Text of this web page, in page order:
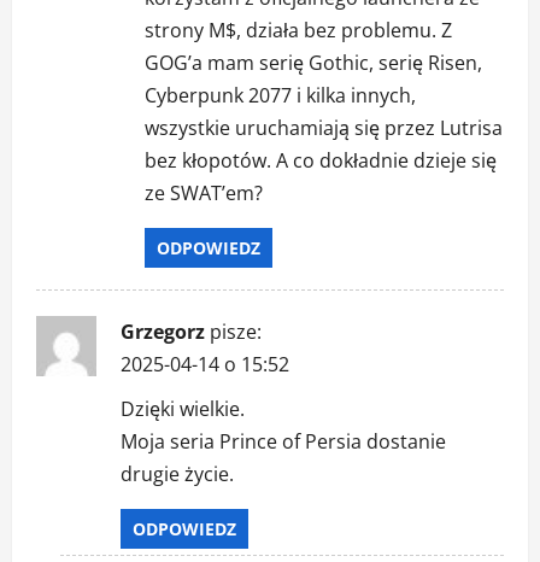
strony M$, działa bez problemu. Z
GOG’a mam serię Gothic, serię Risen,
Cyberpunk 2077 i kilka innych,
wszystkie uruchamiają się przez Lutrisa
bez kłopotów. A co dokładnie dzieje się
ze SWAT’em?
ODPOWIEDZ
Grzegorz pisze:
2025-04-14 o 15:52
Dzięki wielkie.
Moja seria Prince of Persia dostanie
drugie życie.
ODPOWIEDZ